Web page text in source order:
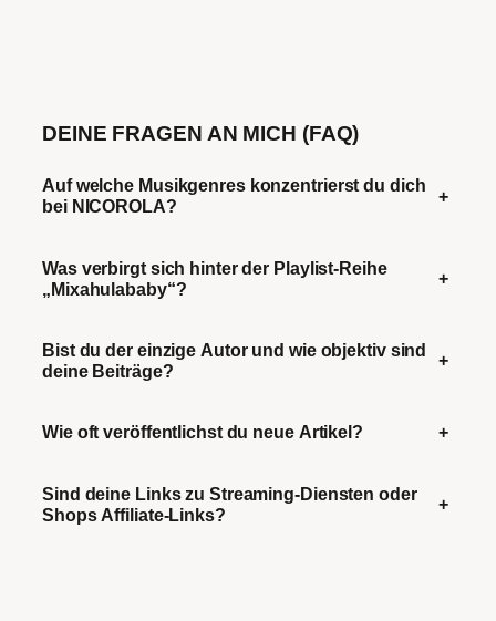
DEINE FRAGEN AN MICH (FAQ)
Auf welche Musikgenres konzentrierst du dich
bei NICOROLA?
+
Was verbirgt sich hinter der Playlist-Reihe
„Mixahulababy“?
+
Bist du der einzige Autor und wie objektiv sind
deine Beiträge?
+
Wie oft veröffentlichst du neue Artikel? +
Sind deine Links zu Streaming-Diensten oder
Shops Affiliate-Links?
+